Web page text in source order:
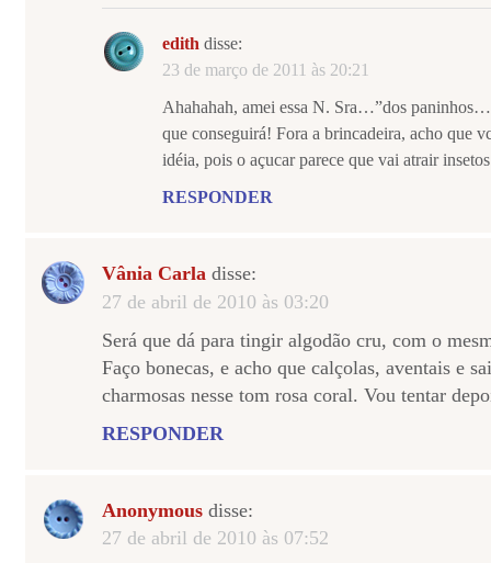
edith disse:
23 de março de 2011 às 20:21
Ahahahah, amei essa N. Sra…”dos
que conseguirá! Fora a brincadeira, acho que
idéia, pois o açucar parece que vai atrair
RESPONDER
Vânia Carla disse:
27 de abril de 2010 às 03:20
Será que dá para tingir algodão cru, com o
Faço bonecas, e acho que calçolas, aventais e
charmosas nesse tom rosa coral. Vou tentar
RESPONDER
Anonymous disse:
27 de abril de 2010 às 07:52